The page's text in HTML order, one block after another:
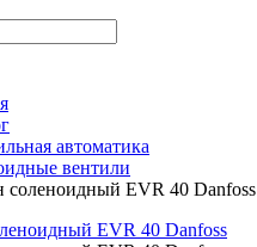
автоматика
вентили
соленоидный EVR 40 Danfoss